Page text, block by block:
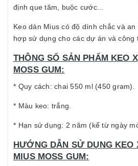
định que tăm, buộc cước...
Keo dán Mius có độ dính chắc và
hợp sử dụng cho các dự án và công
THÔNG SỐ SẢN PHẨM KEO
MOSS GUM:
* Quy cách: chai 550 ml (450 gram).
* Màu keo: trắng.
* Hạn sử dụng: 2 năm (kể từ ngày
HƯỚNG DẪN SỬ DỤNG KEO
MIUS MOSS GUM: